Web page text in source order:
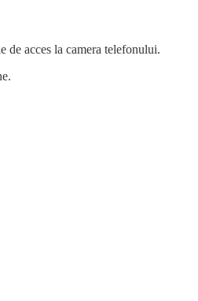
de acces la camera telefonului.